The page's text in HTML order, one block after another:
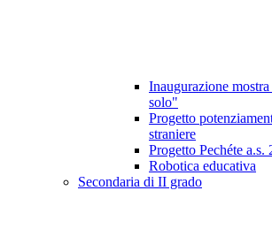
Inaugurazione
solo"
Progetto
straniere
Progetto Pechéte a.s.
Robotica educativa
Secondaria di II grado